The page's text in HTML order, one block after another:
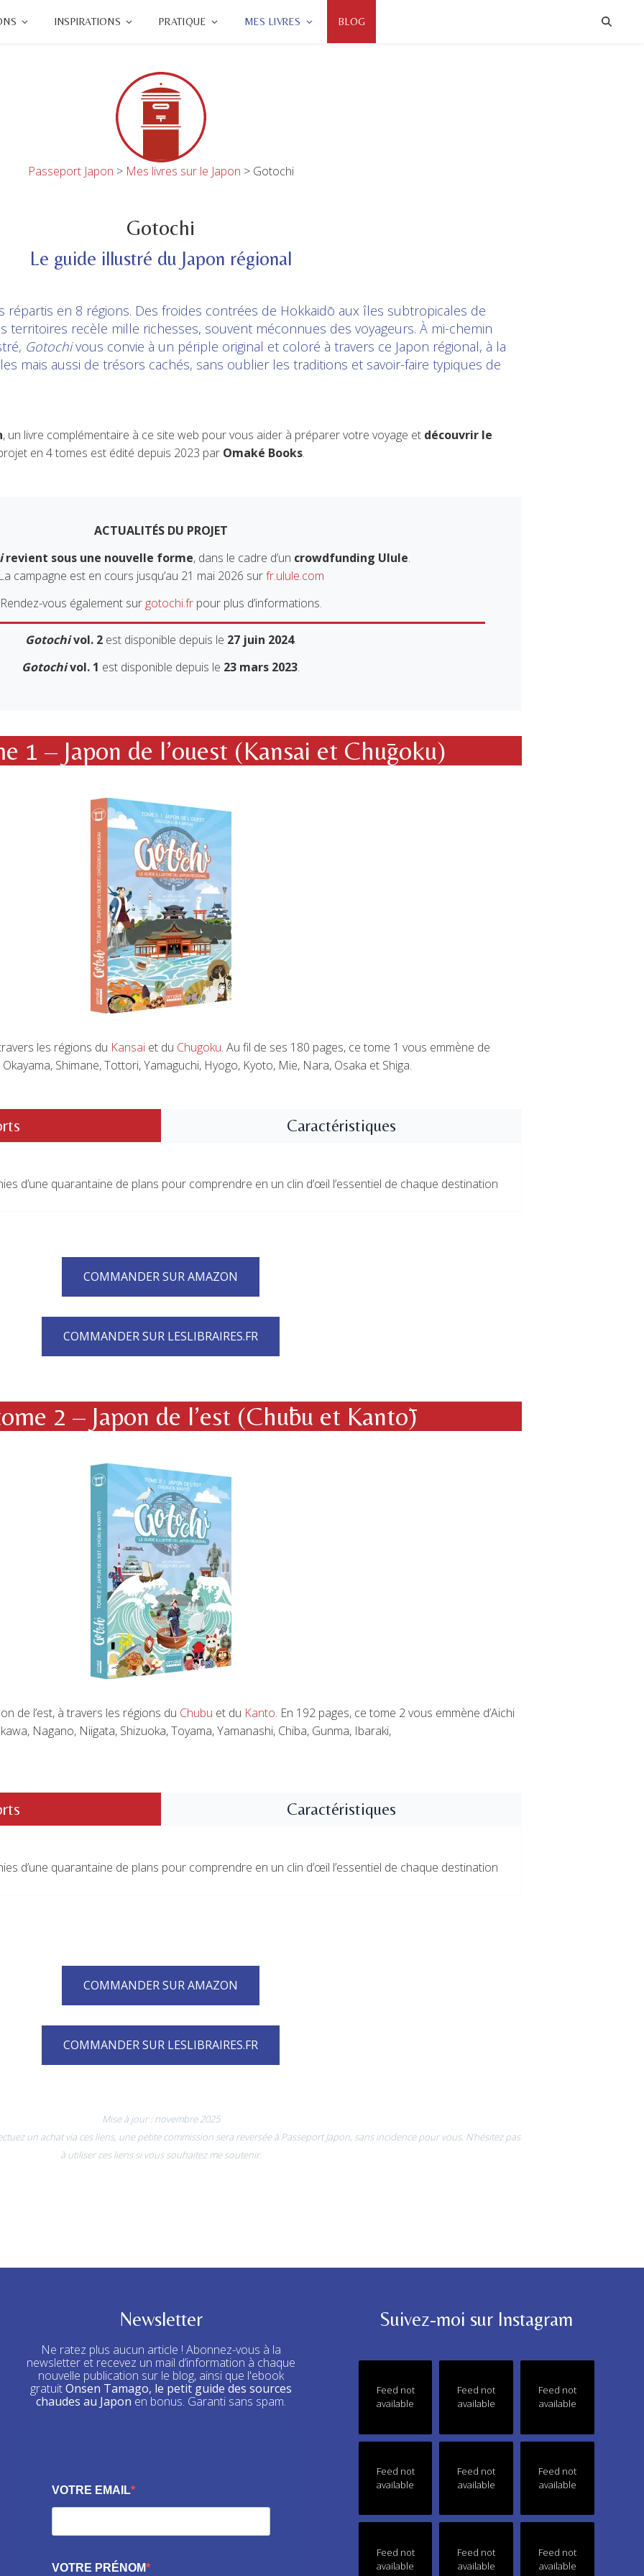
INSPIRATIONS PRATIQUE MES LIVRES BLOG
Passeport Japon > Mes livres sur le Japon > Gotochi
Gotochi
Le guide illustré du Japon régional
répartis en 8 régions. Des froides contrées de Hokkaidō aux îles subtropicales de
territoires recèle mille richesses, souvent méconnues des voyageurs. À mi-chemin
Gotochivous convie à un périple original et coloré à travers ce Japon régional, à la
mais aussi de trésors cachés, sans oublier les traditions et savoir-faire typiques de
, un livre complémentaire à ce site web pour vous aider à préparer votre voyage et découvrir le
en 4 tomes est édité depuis 2023 par Omaké Books.
ACTUALITÉS DU PROJET
revient sous une nouvelle forme, dans le cadre d’un crowdfunding Ulule.
La campagne est en cours jusqu’au 21 mai 2026 surfr.ulule.com
Rendez-vous également sur gotochi.frpour plus d’informations.
Gotochivol. 2 est disponible depuis le 27 juin 2024.
Gotochivol. 1 est disponible depuis le 23 mars 2023.
1 – Japon de l’ouest (Kansai et Chūgoku)
les régions du Kansai et du Chugoku. Au fil de ses 180 pages, ce tome 1 vous emmène de
Shimane, Tottori, Yamaguchi, Hyogo, Kyoto, Mie, Nara, Osaka et Shiga.
Caractéristiques
d’une quarantaine de plans pour comprendre en un clin d’œil l’essentiel de chaque destination
COMMANDER SUR AMAZON
COMMANDER SUR LESLIBRAIRES.FR
2 – Japon de l’est (Chūbu et Kantō)
de l’est, à travers les régions du Chubu et du Kanto. En 192 pages, ce tome 2 vous emmène d’Aichi
Nagano, Niigata, Shizuoka, Toyama, Yamanashi, Chiba, Gunma, Ibaraki,
Caractéristiques
d’une quarantaine de plans pour comprendre en un clin d’œil l’essentiel de chaque destination
COMMANDER SUR AMAZON
COMMANDER SUR LESLIBRAIRES.FR
Mise à jour : novembre 2025
un achat via ces liens, une petite commission sera reversée à Passeport Japon, sans incidence pour vous. N’hésitez pas
à utiliser ces liens si vous souhaitez me soutenir.
Newsletter
Ne ratez plus aucun article ! Abonnez-vous à la
newsletter et recevez un mail d’information à chaque
nouvelle publication sur le blog, ainsi que l'ebook
gratuitOnsen Tamago, le petit guide des sources
chaudes au Japon en bonus. Garanti sans spam.
Suivez-moi sur Instagram
Feed not
available
Feed not
available
Feed not
available
Feed not
available
Feed not
available
Feed not
available
Feed not
available
Feed not
available
Feed not
available